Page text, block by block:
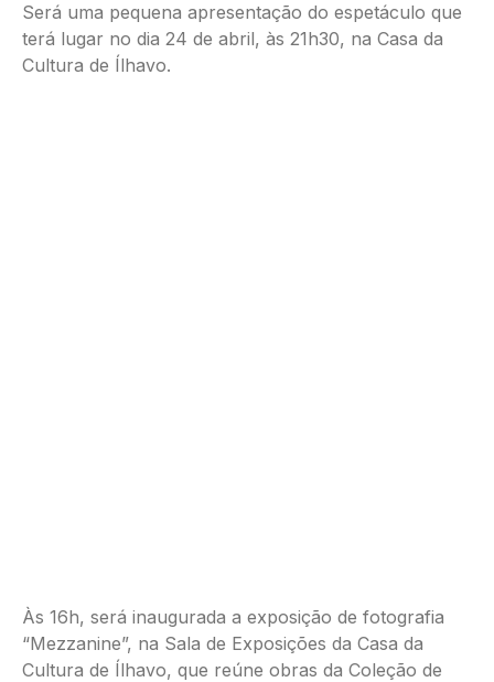
Será uma pequena apresentação do espetáculo que
terá lugar no dia 24 de abril, às 21h30, na Casa da
Cultura de Ílhavo.
Às 16h, será inaugurada a exposição de fotografia
“Mezzanine”, na Sala de Exposições da Casa da
Cultura de Ílhavo, que reúne obras da Coleção de